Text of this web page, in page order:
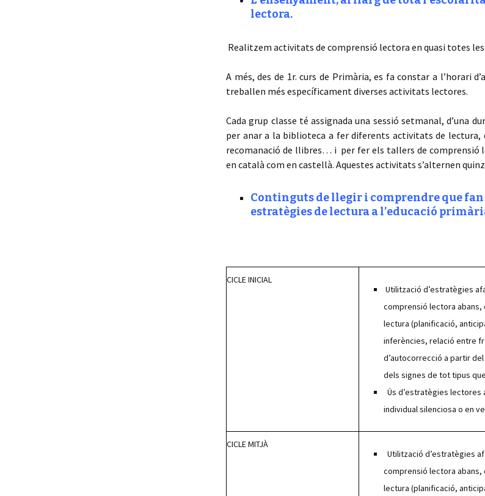
lectora.
Realitzem activitats de comprensió lectora en quasi totes les
A més, des de 1r. curs de Primària, es fa constar a l’horari
treballen més específicament diverses activitats lectores.
Cada grup classe té assignada una sessió setmanal, d’una
per anar a la biblioteca a fer diferents activitats de lectura,
recomanació de llibres… i per fer els tallers de
en català com en castellà. Aquestes activitats s’alternen
Continguts de llegir i comprendre que
estratègies de lectura a l’educació
CICLE INICIAL
Utilització d’estratègies
comprensió lec­tora abans,
lectura (planificació,
inferències, relació entre
d’autocorrecció a partir
dels signes de tot tipus
Ús d’estratègies lectores
individual silenciosa o en
CICLE MITJÀ
Utilització d’estratègies
comprensió lecto­ra abans,
lectura (planificació,